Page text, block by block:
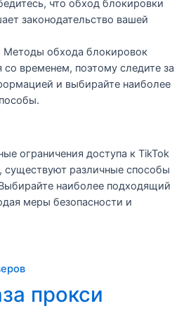
что обход блокировки
законодательство вашей
Методы обхода блокировок
со временем, поэтому следите за
и выбирайте наиболее
ограничения доступа к TikTok
существуют различные способы
наиболее подходящий
меры безопасности и
прокси